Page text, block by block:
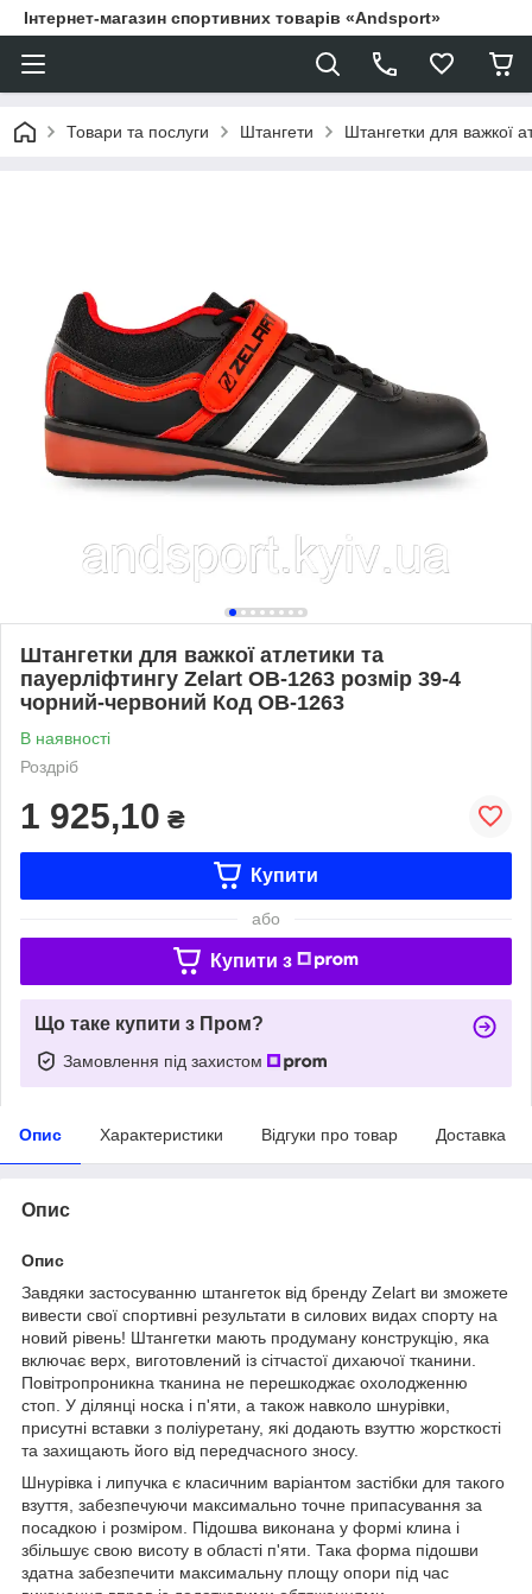
Інтернет-магазин спортивних товарів «Andsport»
Товари та послуги Штангети Штангетки для важкої
Штангетки для важкої атлетики та
пауерліфтингу Zelart OB-1263 розмір 39-4
чорний-червоний Код OB-1263
В наявності
Роздріб
1 925,10 ₴
Купити
або
Купити з
Що таке купити з Пром?
Замовлення під захистом
Опис Характеристики Відгуки про товар Доставка
Опис
Опис
Завдяки застосуванню штангеток від бренду Zelart ви зможете
вивести свої спортивні результати в силових видах спорту на
новий рівень! Штангетки мають продуману конструкцію, яка
включає верх, виготовлений із сітчастої дихаючої тканини.
Повітропроникна тканина не перешкоджає охолодженню
стоп. У ділянці носка і п'яти, а також навколо шнурівки,
присутні вставки з поліуретану, які додають взуттю жорсткості
та захищають його від передчасного зносу.
Шнурівка і липучка є класичним варіантом застібки для такого
взуття, забезпечуючи максимально точне припасування за
посадкою і розміром. Підошва виконана у формі клина і
збільшує свою висоту в області п'яти. Така форма підошви
здатна забезпечити максимальну площу опори під час